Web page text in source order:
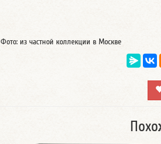
Фото: из частной коллекции в Москве